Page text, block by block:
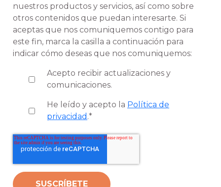
nuestros productos y servicios, así como sobre
otros contenidos que puedan interesarte. Si
aceptas que nos comuniquemos contigo para
este fin, marca la casilla a continuación para
indicar cómo deseas que nos comuniquemos:
Acepto recibir actualizaciones y
comunicaciones.
He leído y acepto la Política de
privacidad .*